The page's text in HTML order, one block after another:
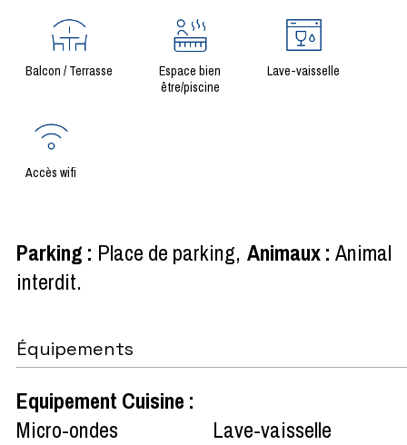
Balcon / Terrasse
Espace bien
être/piscine
Lave-vaisselle
Accès wifi
Parking : Place de parking Animaux: Animal
interdit
Équipements
Equipement Cuisine :
Micro-ondes
Lave-vaisselle